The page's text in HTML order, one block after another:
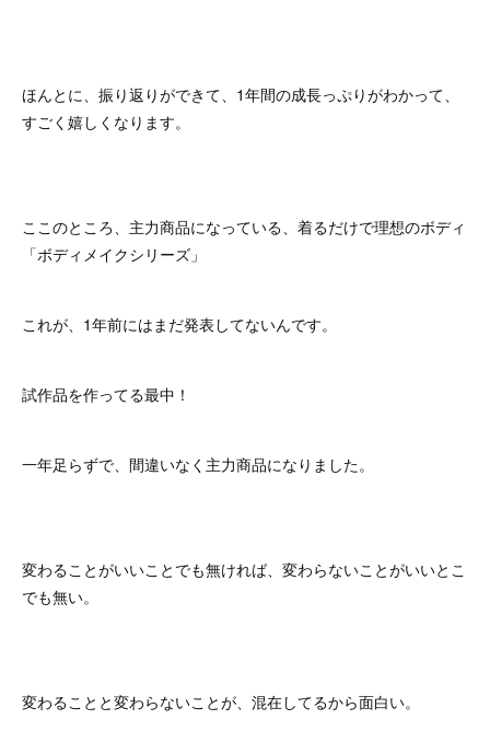
ほんとに、振り返りができて、1年間の成長っぷりがわかって、
すごく嬉しくなります。
ここのところ、主力商品になっている、着るだけで理想のボディ
「ボディメイクシリーズ」
これが、1年前にはまだ発表してないんです。
試作品を作ってる最中！
一年足らずで、間違いなく主力商品になりました。
変わることがいいことでも無ければ、変わらないことがいいとこ
でも無い。
変わることと変わらないことが、混在してるから面白い。